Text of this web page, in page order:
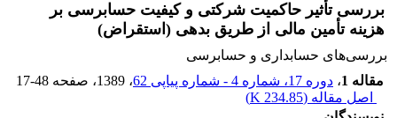
بررسی تأثیر حاکمیت شرکتی و کیفیت حسابرسی بر
هزینه تأمین مالی از طریق بدهی (استقراض)
بررسی‏‌های حسابداری و حسابرسی
مقاله 1
، دوره 17، شماره 4 - شماره پیاپی 62 ، 1389 ، صفحه 17-48
اصل مقاله (234.85 K
)